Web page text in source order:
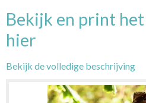
Bekijk en print
hier
Bekijk de volledige beschrijving